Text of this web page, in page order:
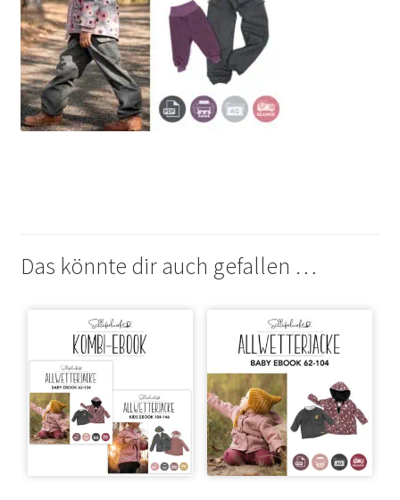
Das könnte dir auch gefallen …